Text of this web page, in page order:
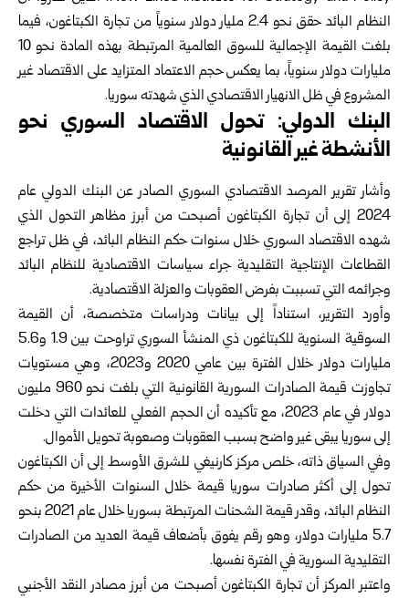
النظام ‏البائد حقق نحو 2.4 مليار دولار سنوياً من تجارة ‏الكبتاغون، فيما
بلغت القيمة الإجمالية للسوق العالمية ‏المرتبطة بهذه المادة نحو 10
مليارات دولار سنوياً، ‏بما يعكس حجم الاعتماد المتزايد على الاقتصاد غير
‏المشروع في ظل الانهيار الاقتصادي الذي شهدته ‏سوريا‎.‎
البنك الدولي: تحول الاقتصاد السوري نحو
الأنشطة ‏غير القانونية
وأشار تقرير المرصد الاقتصادي السوري الصادر ‏عن البنك الدولي عام
2024 إلى أن تجارة الكبتاغون ‏أصبحت من أبرز مظاهر التحول الذي
شهده ‏الاقتصاد السوري خلال سنوات حكم النظام البائد، في ظل ‏تراجع
القطاعات الإنتاجية التقليدية جراء سياسات ‏الاقتصادية للنظام البائد
وجرائمه التي تسببت بفرض ‏العقوبات والعزلة الاقتصادية‎.‎
وأورد التقرير، استناداً إلى بيانات ودراسات ‏متخصصة، أن القيمة
السوقية السنوية للكبتاغون ذي ‏المنشأ السوري تراوحت بين 1.9 و5.6
مليارات ‏دولار خلال الفترة بين عامي 2020 و2023، وهي ‏مستويات
تجاوزت قيمة الصادرات السورية القانونية ‏التي بلغت نحو 960 مليون
دولار في عام 2023، ‏مع تأكيده أن الحجم الفعلي للعائدات التي دخلت
إلى ‏سوريا يبقى غير واضح بسبب العقوبات وصعوبة ‏تحويل الأموال‎.‎
وفي السياق ذاته، خلص مركز كارنيغي للشرق ‏الأوسط إلى أن الكبتاغون
تحول إلى أكثر صادرات ‏سوريا قيمة خلال السنوات الأخيرة من حكم
النظام ‏البائد، وقدر قيمة الشحنات المرتبطة بسوريا خلال ‏عام 2021 بنحو
5.7 مليارات دولار، وهو رقم ‏يفوق بأضعاف قيمة العديد من الصادرات
التقليدية ‏السورية في الفترة نفسها‎.‎
واعتبر المركز أن تجارة الكبتاغون أصبحت من ‏أبرز مصادر النقد الأجنبي